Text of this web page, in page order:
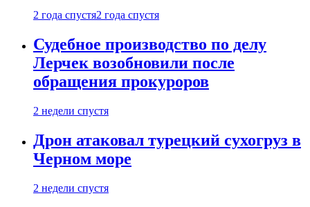
2 года спустя2 года спустя
Судебное производство по делу
Лерчек возобновили после
обращения прокуроров
2 недели спустя
Дрон атаковал турецкий сухогруз в
Черном море
2 недели спустя